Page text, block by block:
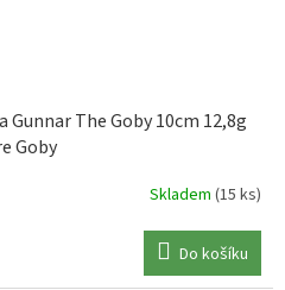
Gunnar The Goby 10cm 12,8g
Goby
Skladem (15 ks)
Do košíku